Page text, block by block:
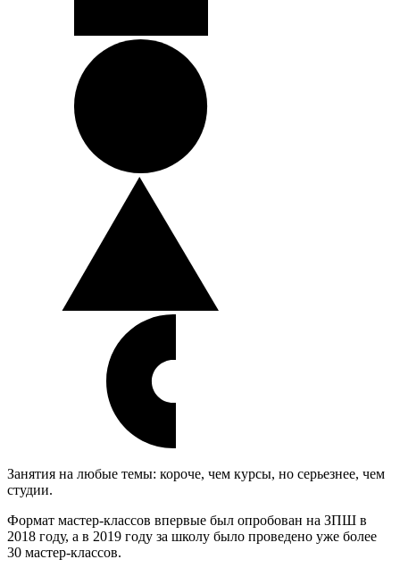
Занятия на любые темы: короче, чем курсы, но серьезнее, чем
студии.
Формат мастер-классов впервые был опробован на ЗПШ в
2018 году, а в 2019 году за школу было проведено уже более
30 мастер-классов.